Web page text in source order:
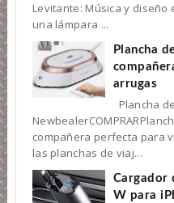
Levitante: Música y
una lámpara ...
Plancha
arrugas
Plancha
compañera perfecta para
las planchas de viaj...
Cargador
W para